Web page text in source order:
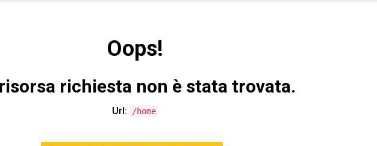
Oops!
richiesta non è stata trovata.
Url: /home